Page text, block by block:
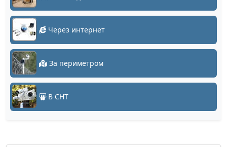
Через интернет
За периметром
В СНТ